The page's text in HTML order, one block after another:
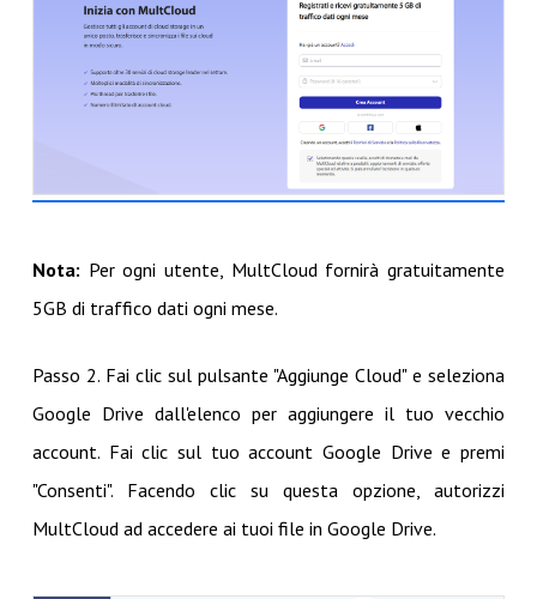
Nota: Per ogni utente, MultCloud fornirà gratuitamente
5GB di traffico dati ogni mese.
Passo 2. Fai clic sul pulsante "Aggiunge Cloud" e seleziona
Google Drive dall'elenco per aggiungere il tuo vecchio
account. Fai clic sul tuo account Google Drive e premi
"Consenti". Facendo clic su questa opzione, autorizzi
MultCloud ad accedere ai tuoi file in Google Drive.